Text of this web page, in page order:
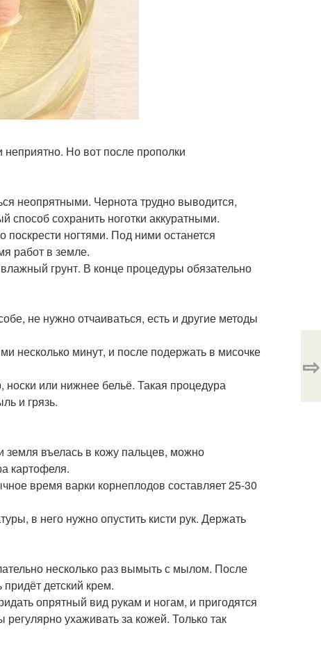
Но вот после прополки
неопрятными. Чернота трудно выводится,
способ сохранить ноготки аккуратными.
поскрести ногтями. Под ними останется
работ в земле.
грунт. В конце процедуры обязательно
не нужно отчаиваться, есть и другие методы
несколько минут, и после подержать в мисочке
или нижнее бельё. Такая процедура
и грязь.
земля въелась в кожу пальцев, можно
картофеля.
время варки корнеплодов составляет 25-30
в него нужно опустить кисти рук. Держать
несколько раз вымыть с мылом. После
детский крем.
опрятный вид рукам и ногам, и пригодятся
ухаживать за кожей. Только так
⇨